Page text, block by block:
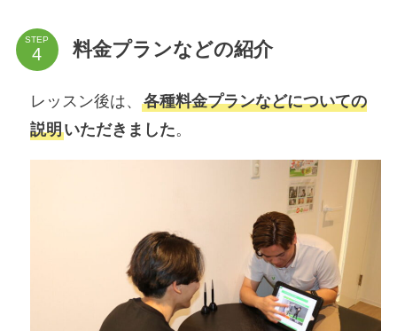
STEP 料金プランなどの紹介
レッスン後は、 各種料金プランなどについての
説明いただきました。